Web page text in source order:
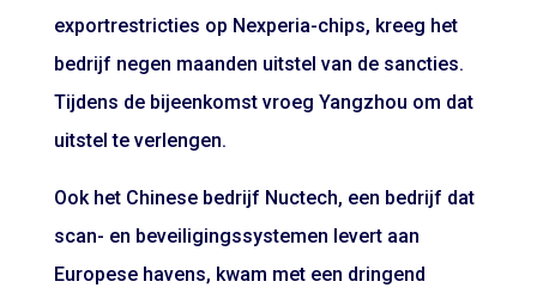
exportrestricties op Nexperia-chips, kreeg het
bedrijf negen maanden uitstel van de sancties.
Tijdens de bijeenkomst vroeg Yangzhou om dat
uitstel te verlengen.
Ook het Chinese bedrijf Nuctech, een bedrijf dat
scan- en beveiligingssystemen levert aan
Europese havens, kwam met een dringend